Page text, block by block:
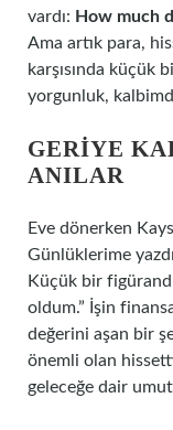
vardı: How much
Ama artık para,
karşısında küçük
yorgunluk,
GERIYE
ANILAR
Eve dönerken
Günlüklerime
Küçük bir
oldum.” İşin
değerini aşan bir
önemli olan
geleceğe dair umut